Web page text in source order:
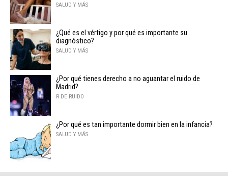
SALUD Y MÁS
¿Qué es el vértigo y por qué es importante su
diagnóstico?
SALUD Y MÁS
¿Por qué tienes derecho a no aguantar el ruido de
Madrid?
R DE RUIDO
¿Por qué es tan importante dormir bien en la infancia?
SALUD Y MÁS